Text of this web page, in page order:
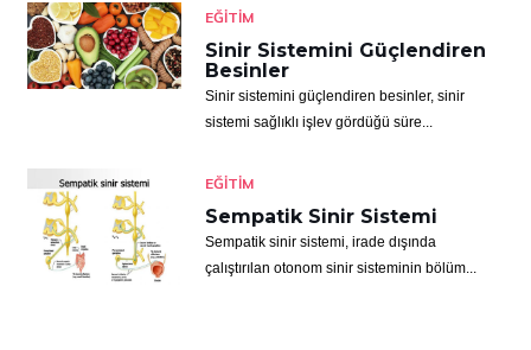
EĞITIM
Sinir Sistemini Güçlendiren
Besinler
Sinir sistemini güçlendiren besinler, sinir
sistemi sağlıklı işlev gördüğü süre...
EĞITIM
Sempatik Sinir Sistemi
Sempatik sinir sistemi, irade dışında
çalıştırılan otonom sinir sisteminin bölüm...